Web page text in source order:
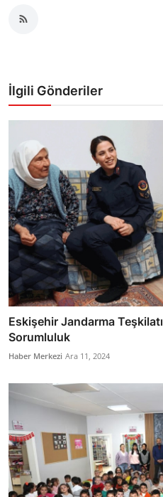
İlgili Gönderiler
Eskişehir Jandarma
Sorumluluk
Haber Merkezi Ara 11, 2024